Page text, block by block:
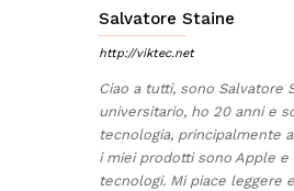
Salvatore Staine
http://viktec.net
Ciao a tutti, sono Salvatore
universitario, ho 20 anni e
tecnologia, principalmente
i miei prodotti sono Apple
tecnologi. Mi piace leggere